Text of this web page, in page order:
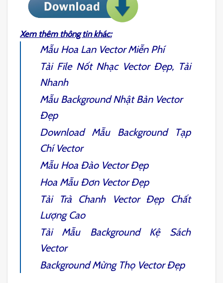
Xem thêm thông tin khác:
Mẫu Hoa Lan VectorMiễn Phí
Tải File Nốt Nhạc VectorĐẹp, Tải
Nhanh
Mẫu Background Nhật BảnVector
Đẹp
Download Mẫu Background Tạp
ChíVector
Mẫu Hoa Đào VectorĐẹp
Hoa Mẫu Đơn VectorĐẹp
Tải Trà Chanh VectorĐẹp Chất
Lượng Cao
Tải Mẫu Background Kệ Sách
Vector
Background Mừng Thọ VectorĐẹp